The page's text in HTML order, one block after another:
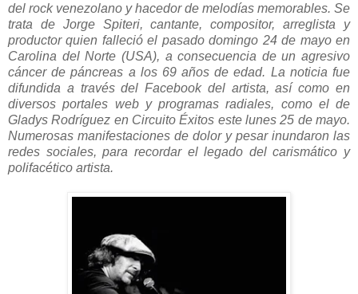
del rock venezolano y hacedor de melodías memorables. Se
trata de Jorge Spiteri, cantante, compositor, arreglista y
productor quien falleció el pasado domingo 24 de mayoen
Carolina del Norte (USA), a consecuencia de un agresivo
cáncer de páncreas a los 69 años de edad. La noticia fue
difundida a través del Facebook del artista, así como en
diversos portales web y programas radiales, como el de
Gladys Rodríguez en Circuito Éxitos este lunes 25 de mayo.
Numerosas manifestaciones de dolor y pesar inundaron las
redes sociales, para recordar el legado del carismático y
polifacético artista.